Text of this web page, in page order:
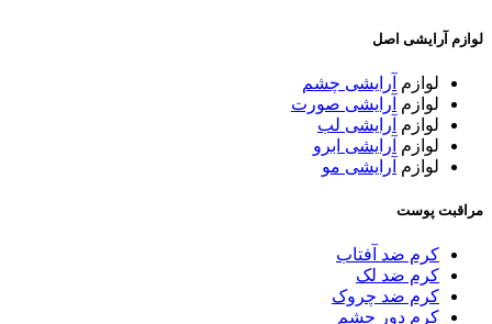
لوازم آرایشی اصل
لوازم آرایشی چشم
لوازم آرایشی صورت
لوازم آرایشی لب
لوازم آرایشی ابرو
لوازم آرایشی مو
مراقبت پوست
کرم ضد آفتاب
کرم ضد لک
کرم ضد چروک
کرم دور چشم